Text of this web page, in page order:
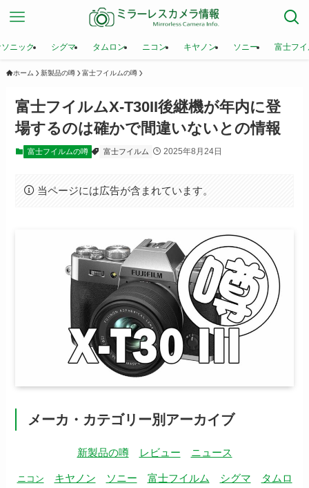
ニック シグマ タムロン ニコン キヤノン ソニー 富士フ
ホーム 新製品の噂 富士フイルムの噂
富士フイルムX-T30II後継機が年内に登
場するのは確かで間違いないとの情報
富士フイルムの噂 富士フイルム 2025年8月24日
当ページには広告が含まれています。
メーカ・カテゴリー別アーカイブ
新製品の噂 レビュー ニュース
ニコン キヤノン ソニー 富士フイルム シグマ
タムロ